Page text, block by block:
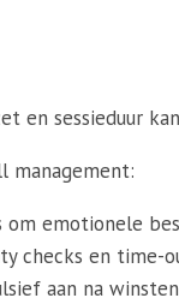
en sessieduur
management:
emotionele
checks en time-
aan na